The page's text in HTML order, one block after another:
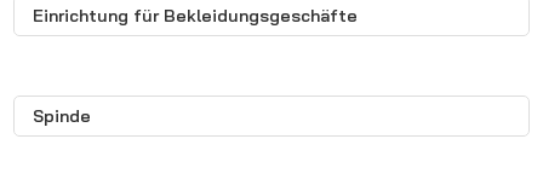
Einrichtung für Bekleidungsgeschäfte
Spinde